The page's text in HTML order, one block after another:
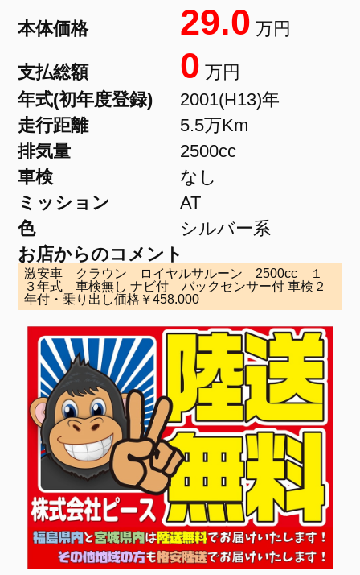
本体価格 29.0 万円
支払総額 0 万円
年式(初年度登録)
2001(H13)年
走行距離
5.5万Km
排気量
2500cc
車検
なし
ミッション
AT
色
シルバー系
お店からのコメント
激安車 クラウン ロイヤルサルーン 2500cc １
３年式 車検無し ナビ付 バックセンサー付 車検２
年付・乗り出し価格￥458.000